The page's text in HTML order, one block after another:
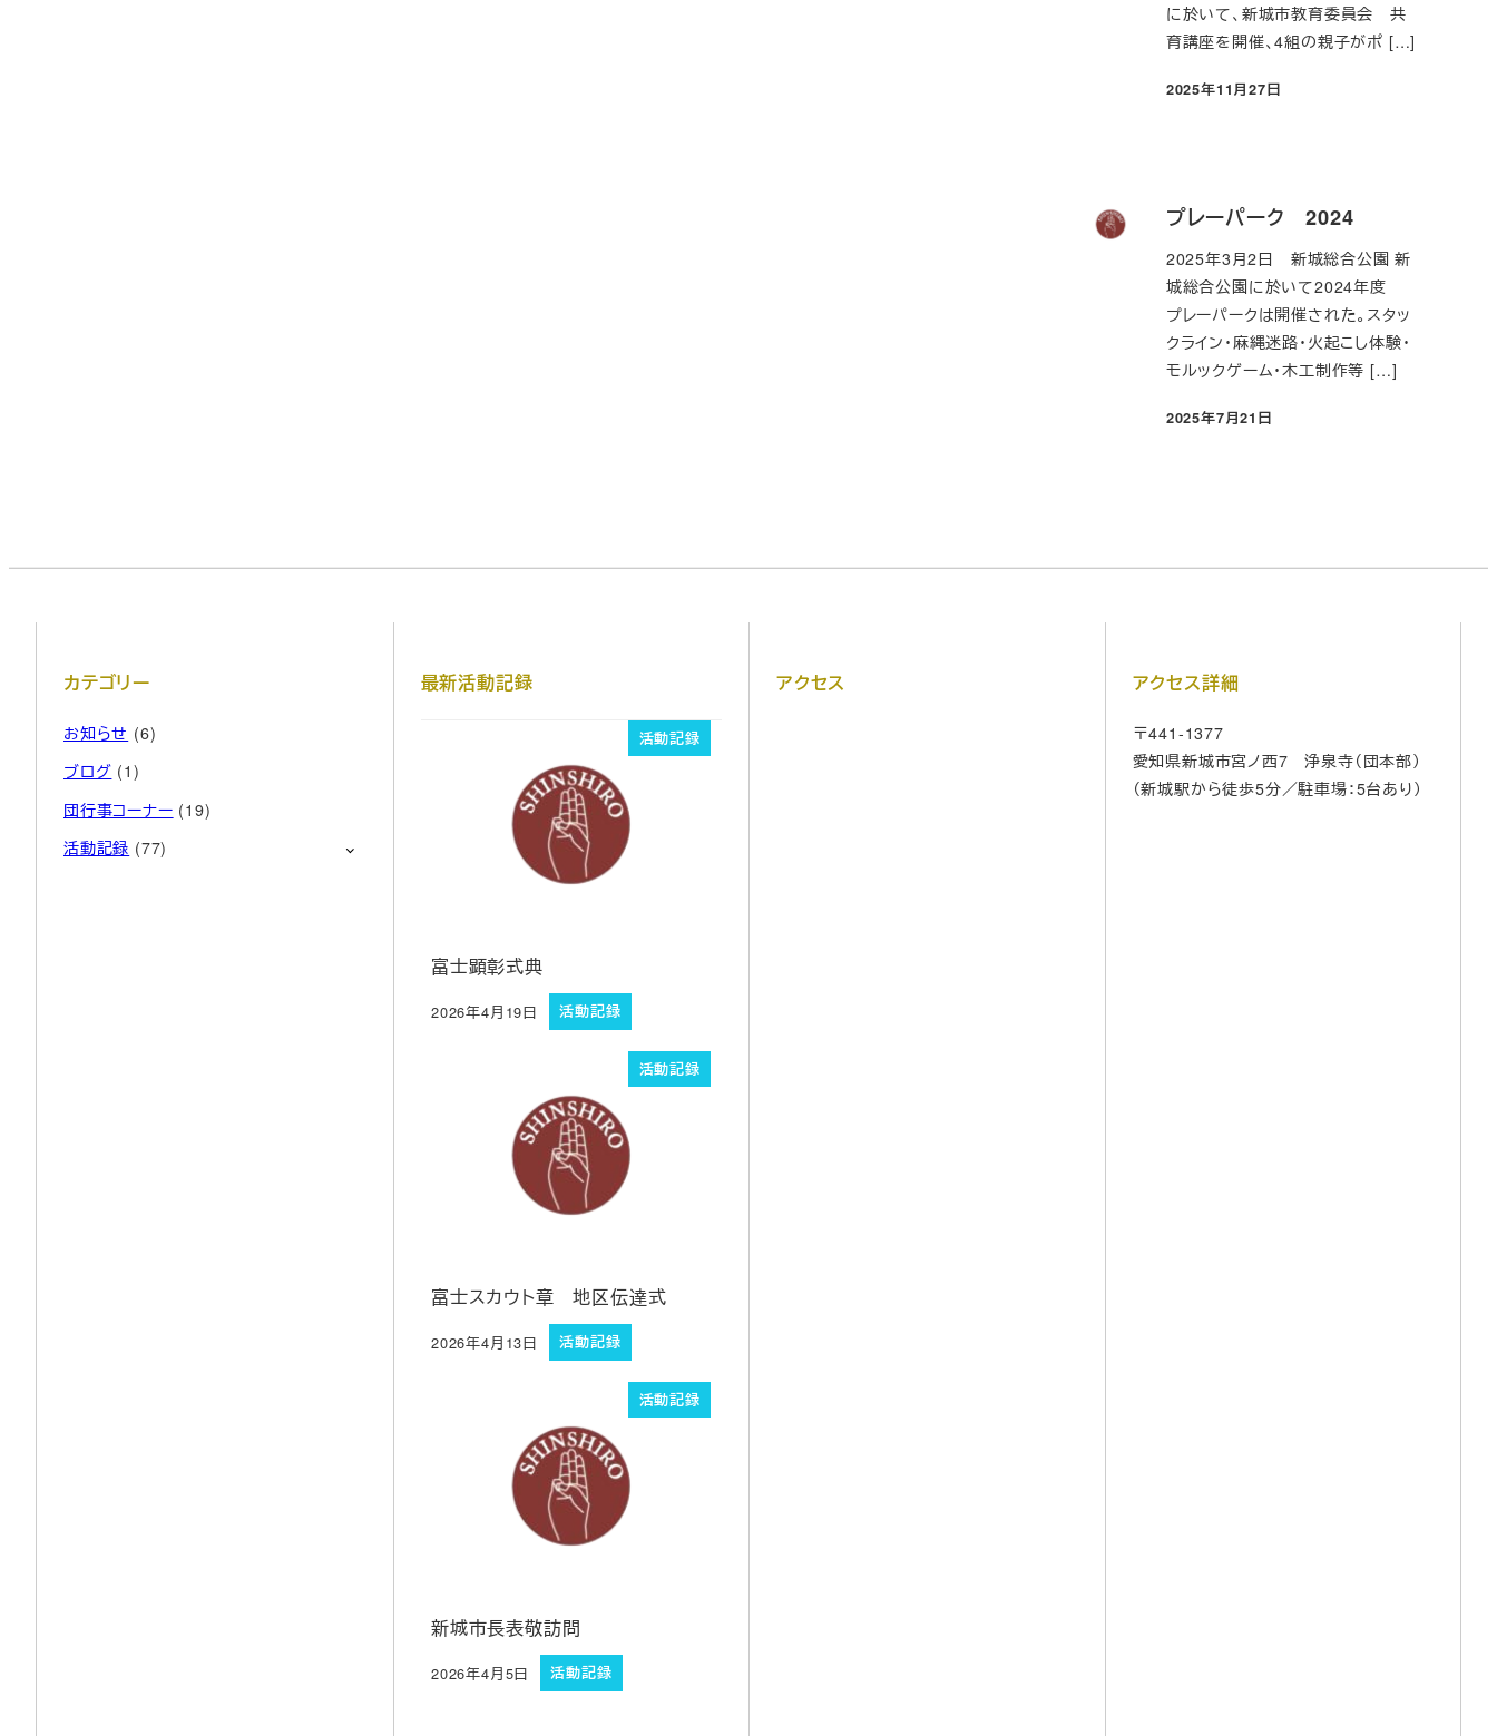
に於いて、新城市教育委員会 共
育講座を開催、4組の親子がポ […]
投稿日
2025年11月27日
プレーパーク 2024
2025年3月2日 新城総合公園 新
城総合公園に於いて2024年度
プレーパークは開催された。スタッ
クライン・麻縄迷路・火起こし体験・
モルックゲーム・木工制作等 […]
投稿日
2025年7月21日
カテゴリー
お知らせ (6)
ブログ (1)
団行事コーナー (19)
活動記録 (77)
最新活動記録
活動記録
富士顕彰式典
投稿日
2026年4月19日 活動記録
活動記録
富士スカウト章 地区伝達式
投稿日
2026年4月13日 活動記録
活動記録
新城市長表敬訪問
投稿日
2026年4月5日 活動記録
アクセス アクセス詳細
〒441-1377
愛知県新城市宮ノ西7 浄泉寺（団本部）
（新城駅から徒歩5分／駐車場：5台あり）